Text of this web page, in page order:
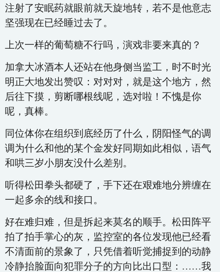
注射了安眠药就眼前就天旋地转，若不是他意志
坚强现在已经睡过去了。
上次一样的葡萄糖不行吗，演戏非要来真的？
加拿大冰酒本人还站在他身侧当监工，时不时光
明正大地发出赞叹：对对对，就是这个地方，然
后往下摸，剪断哪根线呢，选对啦！不愧是你
呢，真棒。
同位体你在组织到底经历了什么，阴阳怪气的调
调为什么和他的某个金发好同期如此相似，语气
和哄三岁小朋友没什么差别。
听得松田拳头都硬了，手下还在艰难地分辨缠在
一起多余的线和接口。
好在难归难，但是拆起来莫名的顺手。松田阵平
拍了拍手掌心的灰，监控室的各位发现他已经看
不清面前的景象了，只凭借着听觉捕捉到的动静
冷静抬脸面向犯罪分子的方向比出口型：……我